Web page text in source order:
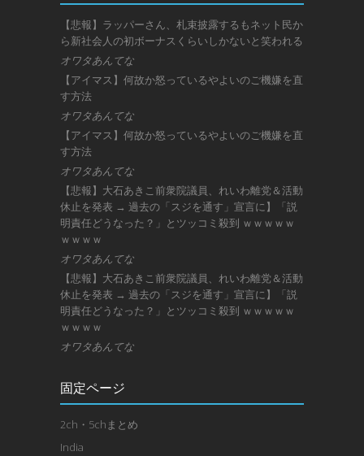
【悲報】ラッパーさん、札束披露するもネット民か
ら新社会人の初ボーナスくらいしかないと笑われる
オワタあんてな
【アイマス】何故か怒っているやよいのご機嫌を直
す方法
オワタあんてな
【アイマス】何故か怒っているやよいのご機嫌を直
す方法
オワタあんてな
【悲報】大石あきこ前衆院議員、れいわ離党＆活動
休止を発表 → 過去の「スジを通す」宣言に】「説
明責任どうなった？」とツッコミ殺到 ｗｗｗｗｗ
ｗｗｗｗ
オワタあんてな
【悲報】大石あきこ前衆院議員、れいわ離党＆活動
休止を発表 → 過去の「スジを通す」宣言に】「説
明責任どうなった？」とツッコミ殺到 ｗｗｗｗｗ
ｗｗｗｗ
オワタあんてな
固定ページ
2ch・5chまとめ
India